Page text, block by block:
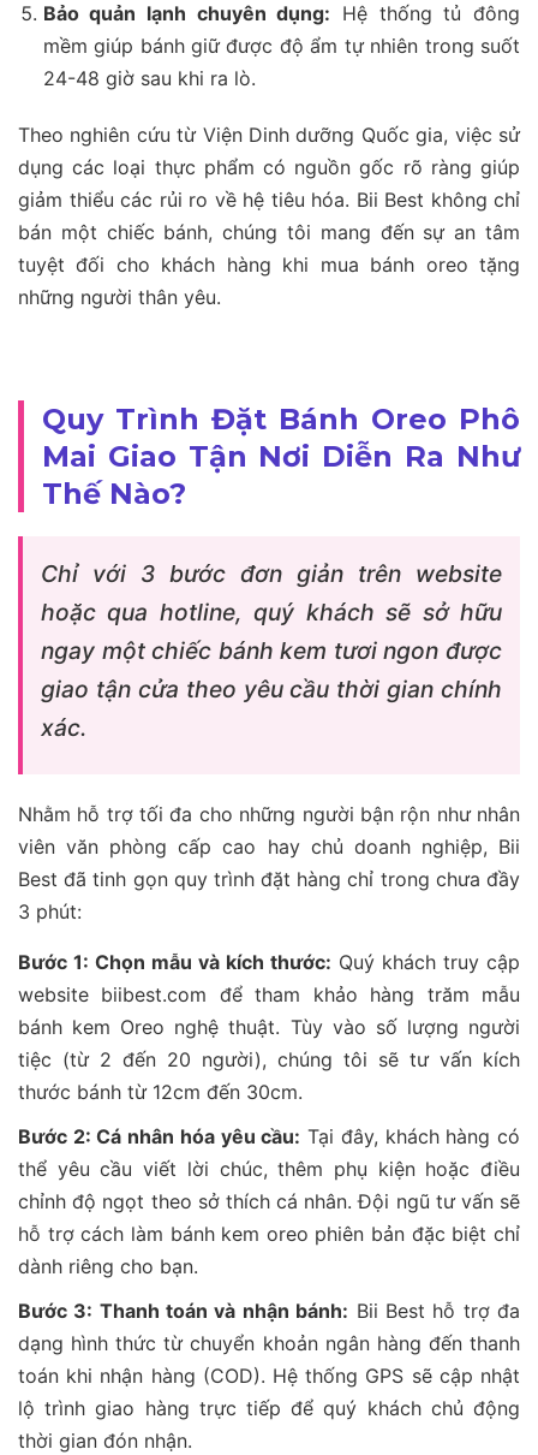
Bảo quản lạnh chuyên dụng: Hệ thống tủ đông
mềm giúp bánh giữ được độ ẩm tự nhiên trong suốt
24-48 giờ sau khi ra lò.
Theo nghiên cứu từ Viện Dinh dưỡng Quốc gia, việc sử
dụng các loại thực phẩm có nguồn gốc rõ ràng giúp
giảm thiểu các rủi ro về hệ tiêu hóa. Bii Best không chỉ
bán một chiếc bánh, chúng tôi mang đến sự an tâm
tuyệt đối cho khách hàng khi mua bánh oreo tặng
những người thân yêu.
Quy Trình Đặt Bánh Oreo Phô
Mai Giao Tận Nơi Diễn Ra Như
Thế Nào?
Chỉ với 3 bước đơn giản trên website
hoặc qua hotline, quý khách sẽ sở hữu
ngay một chiếc bánh kem tươi ngon được
giao tận cửa theo yêu cầu thời gian chính
xác.
Nhằm hỗ trợ tối đa cho những người bận rộn như nhân
viên văn phòng cấp cao hay chủ doanh nghiệp, Bii
Best đã tinh gọn quy trình đặt hàng chỉ trong chưa đầy
3 phút:
Bước 1: Chọn mẫu và kích thước: Quý khách truy cập
website biibest.com để tham khảo hàng trăm mẫu
bánh kem Oreo nghệ thuật. Tùy vào số lượng người
tiệc (từ 2 đến 20 người), chúng tôi sẽ tư vấn kích
thước bánh từ 12cm đến 30cm.
Bước 2: Cá nhân hóa yêu cầu: Tại đây, khách hàng có
thể yêu cầu viết lời chúc, thêm phụ kiện hoặc điều
chỉnh độ ngọt theo sở thích cá nhân. Đội ngũ tư vấn sẽ
hỗ trợ cách làm bánh kem oreo phiên bản đặc biệt chỉ
dành riêng cho bạn.
Bước 3: Thanh toán và nhận bánh: Bii Best hỗ trợ đa
dạng hình thức từ chuyển khoản ngân hàng đến thanh
toán khi nhận hàng (COD). Hệ thống GPS sẽ cập nhật
lộ trình giao hàng trực tiếp để quý khách chủ động
thời gian đón nhận.